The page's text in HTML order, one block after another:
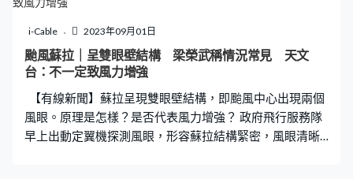
在沒有港鐵，巴士亦暫停服務。我們沒有錢預訂酒店及乘
的士，非常昂貴。」來港轉機旅客李女士：「應該沒有颱
風吧，那麼好的天氣，哪裡有颱風？（晚上有甚麼打
算？）晚上就在這裡啊，因為我們要轉機。」 這一家人原
「深圳那邊已經封關，我們也怕錯過，它又不取消。我們
又怕錯過。（那就只能夠在這邊乾爽等？）對、在這裡
等，可能等到最後一刻它就取消。不會吧，還是希望它能
i-Cable 2023年09月01日
颱風蘇拉｜呈雙眼壁結構 梁榮武稱情況常見 天文
台：不一定致風力增強
【有線新聞】蘇拉呈現雙眼壁結構，即颱風中心出現兩個
風眼。原理是怎樣？是否代表風力增強？ 政府飛行服務隊
早上出動定翼機探測風眼，形容蘇拉結構緊密，風眼清晰